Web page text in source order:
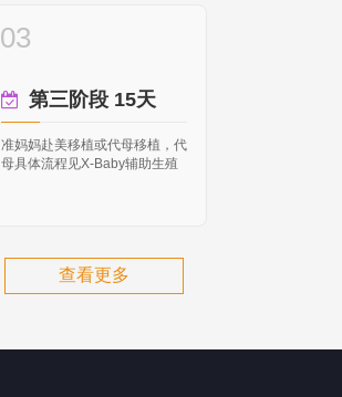
03
第三阶段 15天
准妈妈赴美移植或代母移植，代
母具体流程见X-Baby辅助生殖
查看更多